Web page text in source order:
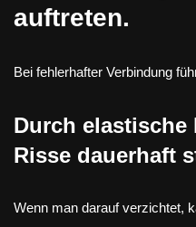
auftreten.
Bei fehlerhafter Verbindung
Durch elastische
Risse dauerhaft
Wenn man darauf verzichtet,